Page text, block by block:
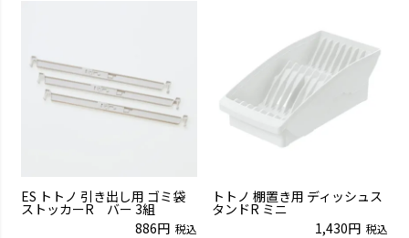
ES トトノ 引き出し用 ゴミ袋
ストッカーR バー 3組
886
税込
トトノ 棚置き用 ディッシュス
タンドR ミニ
1,430
税込